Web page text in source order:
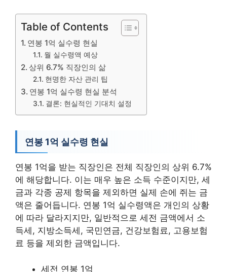
Table of Contents
연봉 1억 실수령 현실
월 실수령액 예상
상위 6.7% 직장인의 삶
현명한 자산 관리 팁
연봉 1억 실수령 현실 분석
결론: 현실적인 기대치 설정
연봉 1억 실수령 현실
연봉 1억을 받는 직장인은 전체 직장인의 상위 6.7%
에 해당합니다. 이는 매우 높은 소득 수준이지만, 세
금과 각종 공제 항목을 제외하면 실제 손에 쥐는 금
액은 줄어듭니다. 연봉 1억 실수령액은 개인의 상황
에 따라 달라지지만, 일반적으로 세전 금액에서 소
득세, 지방소득세, 국민연금, 건강보험료, 고용보험
료 등을 제외한 금액입니다.
세전 연봉 1억